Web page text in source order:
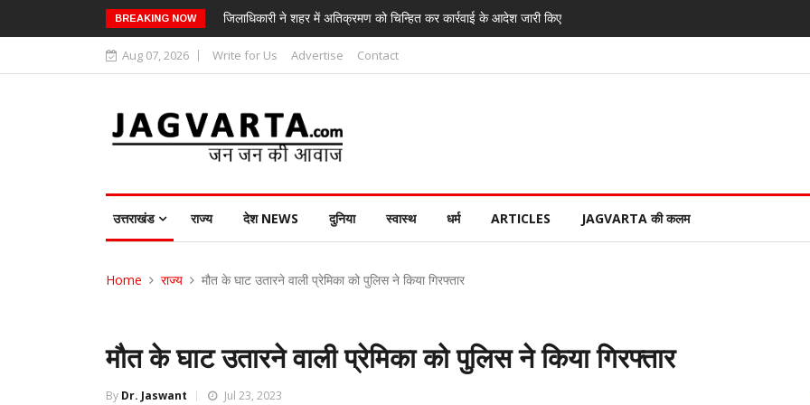
BREAKING NOW जिलाधिकारी ने शहर में अतिक्रमण को चिन्हित कर कार्रवाई के आदेश जारी किए
Aug 07, 2026 Write for Us Advertise Contact
उत्तराखंड राज्य देश NEWS दुनिया स्वास्थ धर्म ARTICLES JAGVARTA की कलम
Home राज्य मौत के घाट उतारने वाली प्रेमिका को पुलिस ने किया गिरफ्तार
मौत के घाट उतारने वाली प्रेमिका को पुलिस ने किया गिरफ्तार
By Dr. Jaswant Jul 23, 2023